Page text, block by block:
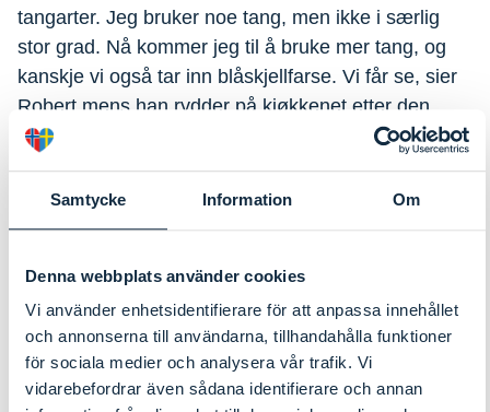
Samtycke Information Om
Denna webbplats använder cookies
Vi använder enhetsidentifierare för att anpassa innehållet
och annonserna till användarna, tillhandahålla funktioner
för sociala medier och analysera vår trafik. Vi
vidarebefordrar även sådana identifierare och annan
tangarter. Jeg bruker noe tang, men ikke i særlig
stor grad. Nå kommer jeg til å bruke mer tang, og
kanskje vi også tar inn blåskjellfarse. Vi får se, sier
Robert mens han rydder på kjøkkenet etter den
fjerde og siste kursøkten.
Jongrak Klinratree, kokk på restaurant Heat i
– Da vi kom hit i dag, tenkte jeg at vi får prøve.
Dette er litt annerledes enn det vi gjør på
restauranten, men det har vært gøy. Jeg har fått
inspirasjon til nye produkter jeg aldri har jobbet med